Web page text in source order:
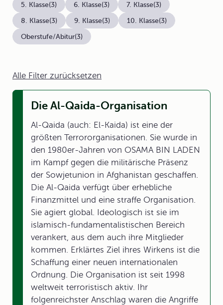
Alle Filter zurücksetzen
Die Al-Qaida-Organisation
Al-Qaida (auch: El-Kaida) ist eine der
größten Terrororganisationen. Sie wurde in
den 1980er-Jahren von OSAMA BIN LADEN
im Kampf gegen die militärische Präsenz
der Sowjetunion in Afghanistan geschaffen.
Die Al-Qaida verfügt über erhebliche
Finanzmittel und eine straffe Organisation.
Sie agiert global. Ideologisch ist sie im
islamisch-fundamentalistischen Bereich
verankert, aus dem auch ihre Mitglieder
kommen. Erklärtes Ziel ihres Wirkens ist die
Schaffung einer neuen internationalen
Ordnung. Die Organisation ist seit 1998
weltweit terroristisch aktiv. Ihr
folgenreichster Anschlag waren die Angriffe
5. Klasse(3) 6. Klasse(3) 7. Klasse(3)
8. Klasse(3) 9. Klasse(3) 10. Klasse(3)
Oberstufe/Abitur(3)